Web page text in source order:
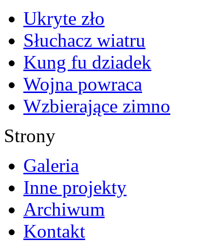
Ukryte zło
Słuchacz wiatru
Kung fu dziadek
Wojna powraca
Wzbierające zimno
Strony
Galeria
Inne projekty
Archiwum
Kontakt